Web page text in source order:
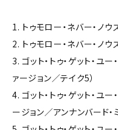
1. トゥモロー・ネバー・ノウ
2. トゥモロー・ネバー・ノウ
3. ゴット・トゥ・ゲット・ユー
ァージョン／テイク5）
4. ゴット・トゥ・ゲット・ユー
ージョン／アンナンバード・